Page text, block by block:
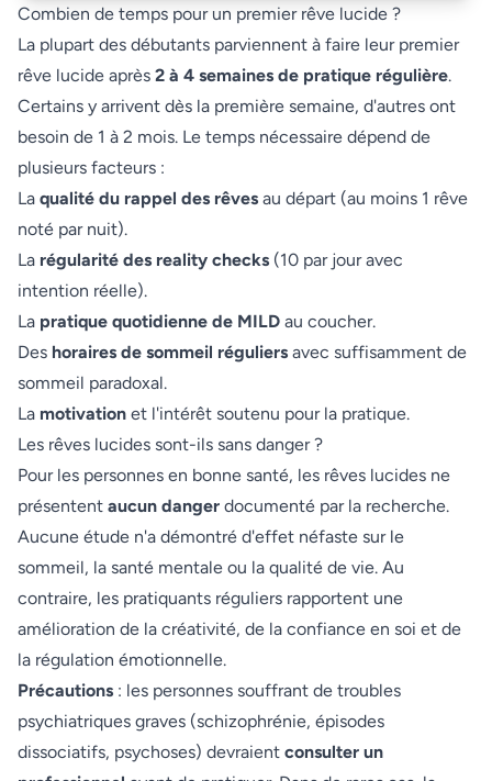
Combien de temps pour un premier rêve lucide ?
La plupart des débutants parviennent à faire leur premier
rêve lucide après 2 à 4 semaines de pratique régulière.
Certains y arrivent dès la première semaine, d'autres ont
besoin de 1 à 2 mois. Le temps nécessaire dépend de
plusieurs facteurs :
La qualité du rappel des rêves au départ (au moins 1 rêve
noté par nuit).
La régularité des reality checks (10 par jour avec
intention réelle).
La pratique quotidienne de MILD au coucher.
Des horaires de sommeil réguliers avec suffisamment de
sommeil paradoxal.
La motivation et l'intérêt soutenu pour la pratique.
Les rêves lucides sont-ils sans danger ?
Pour les personnes en bonne santé, les rêves lucides ne
présentent aucun danger documenté par la recherche.
Aucune étude n'a démontré d'effet néfaste sur le
sommeil, la santé mentale ou la qualité de vie. Au
contraire, les pratiquants réguliers rapportent une
amélioration de la créativité, de la confiance en soi et de
la régulation émotionnelle.
Précautions : les personnes souffrant de troubles
psychiatriques graves (schizophrénie, épisodes
dissociatifs, psychoses) devraient consulter un